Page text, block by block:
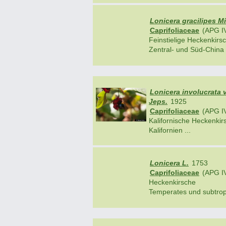
Lonicera gracilipes
Caprifoliaceae (APG
Feinstielige
Zentral- und Süd-China
Lonicera involucrata
Jeps. 1925
Caprifoliaceae (APG
Kalifornische
Kalifornien ...
Lonicera L. 1753
Caprifoliaceae (APG
Heckenkirsche
Temperates und